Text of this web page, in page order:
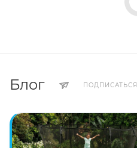
Блог ПОДПИСАТЬСЯ